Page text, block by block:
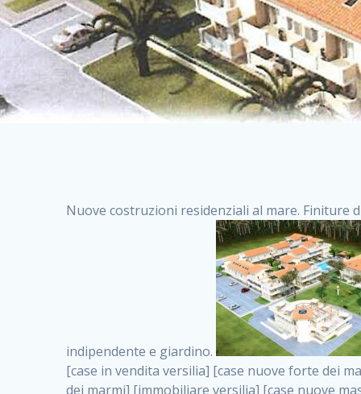
Nuove costruzioni residenziali al mare. Finiture
indipendente e giardino.